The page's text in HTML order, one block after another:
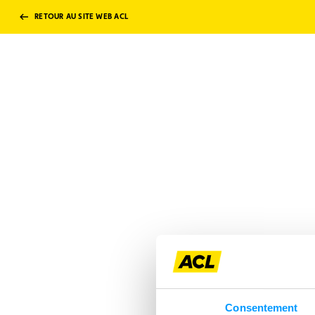
Consentement
RETOUR AU SITE WEB ACL